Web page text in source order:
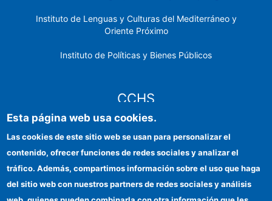
Instituto de Lenguas y Culturas del Mediterráneo y
Oriente Próximo
Instituto de Políticas y Bienes Públicos
CCHS
Identidad institucional
Esta página web usa cookies.
Las cookies de este sitio web se usan para personalizar el
contenido, ofrecer funciones de redes sociales y analizar el
tráfico. Además, compartimos información sobre el uso que haga
del sitio web con nuestros partners de redes sociales y análisis